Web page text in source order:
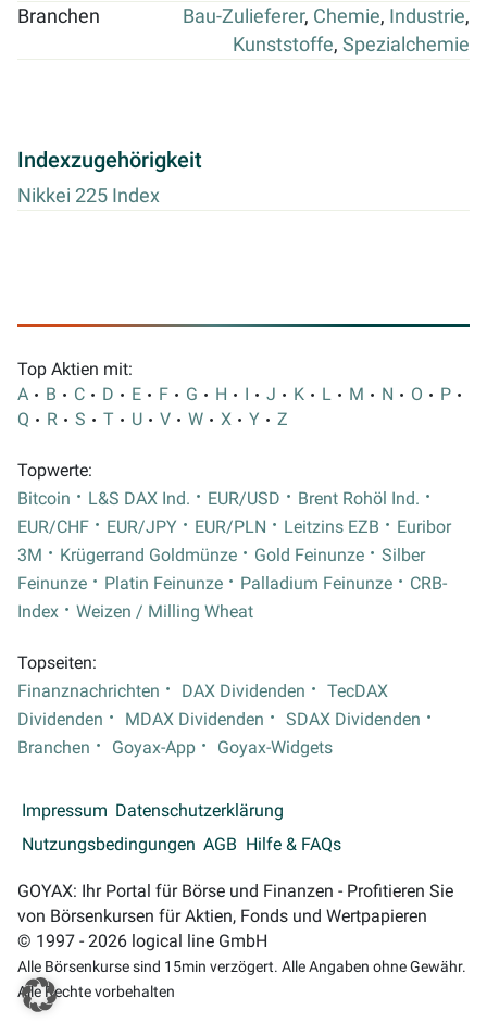
Branchen
Bau-Zulieferer, Chemie, Industrie,
Kunststoffe, Spezialchemie
Indexzugehörigkeit
Nikkei 225 Index
Top Aktien mit:
A
B C D E F G H I J K L M N O
P
Q
R S T U V W X Y Z
Topwerte:
Bitcoin
L&S DAX Ind. EUR/USD
Brent Rohöl Ind.
EUR/CHF
EUR/JPY EUR/PLN Leitzins EZB
Euribor
3M
Krügerrand Goldmünze Gold Feinunze
Silber
Feinunze
Platin Feinunze Palladium Feinunze
CRB-
Index
Weizen / Milling Wheat
Topseiten:
Finanznachrichten
DAX Dividenden
TecDAX
Dividenden
MDAX Dividenden
SDAX Dividenden
Branchen
Goyax-App Goyax-Widgets
Impressum Datenschutzerklärung
Nutzungsbedingungen AGB Hilfe & FAQs
GOYAX: Ihr Portal für Börse und Finanzen - Profitieren Sie
von Börsenkursen für Aktien, Fonds und Wertpapieren
© 1997 - 2026 logical line GmbH
Alle Börsenkurse sind 15min verzögert. Alle Angaben ohne Gewähr.
Alle Rechte vorbehalten